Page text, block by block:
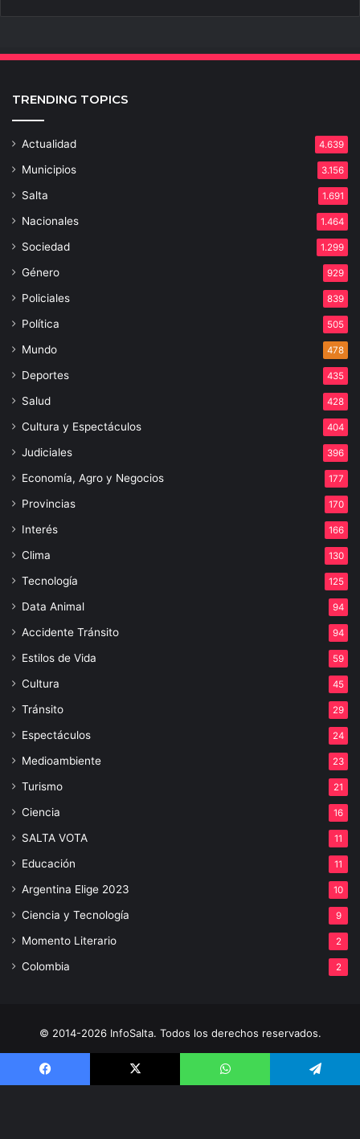
TRENDING TOPICS
Actualidad 4.639
Municipios 3.156
Salta 1.691
Nacionales 1.464
Sociedad 1.299
Género 929
Policiales 839
Política 505
Mundo 478
Deportes 435
Salud 428
Cultura y Espectáculos 404
Judiciales 396
Economía, Agro y Negocios 177
Provincias 170
Interés 166
Clima 130
Tecnología 125
Data Animal 94
Accidente Tránsito 94
Estilos de Vida 59
Cultura 45
Tránsito 29
Espectáculos 24
Medioambiente 23
Turismo 21
Ciencia 16
SALTA VOTA 11
Educación 11
Argentina Elige 2023 10
Ciencia y Tecnología 9
Momento Literario 2
Colombia 2
© 2014-2026 InfoSalta. Todos los derechos reservados.
3872288394 E-mail: infosaltaredaccion@gmail.com
Facebook X WhatsApp Telegram